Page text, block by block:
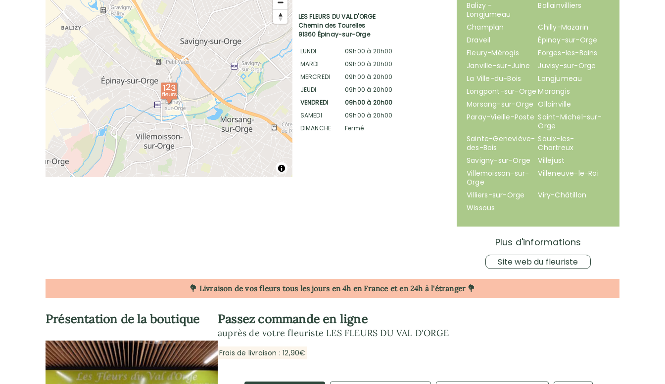
Balizy -
Longjumeau
Ballainvilliers
Champlan
Chilly-Mazarin
Draveil
Épinay-sur-Orge
Fleury-Mérogis
Forges-les-Bains
Janville-sur-Juine
Juvisy-sur-Orge
La Ville-du-Bois
Longjumeau
Longpont-sur-Orge Morangis
Morsang-sur-Orge Ollainville
Paray-Vieille-Poste Saint-Michel-sur-
Orge
Sainte-Geneviève-
des-Bois
Saulx-les-
Chartreux
Savigny-sur-Orge
Villejust
Villemoisson-sur-
Orge
Villeneuve-le-Roi
Villiers-sur-Orge
Viry-Châtillon
Wissous
Plus d'informations
Site web du fleuriste
LES FLEURS DU VAL D'ORGE
Chemin des Tourelles
91360 Épinay-sur-Orge
LUNDI
09h00 à 20h00
MARDI
09h00 à 20h00
MERCREDI
09h00 à 20h00
JEUDI
09h00 à 20h00
VENDREDI
09h00 à 20h00
SAMEDI
09h00 à 20h00
DIMANCHE
Fermé
💐 Livraison de vos fleurs tous les jours en 4h en France et en 24h à l'étranger 💐
Passez commande en ligne
auprès de votre fleuriste LES FLEURS DU VAL D'ORGE
Frais de livraison : 12,90€
Présentation de la boutique